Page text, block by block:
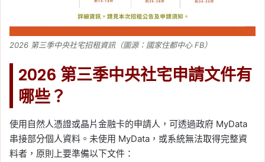
2026 第三季中央社宅招租資訊（圖源：國家住都中心 FB）
2026 第三季中央社宅申請文件有
哪些？
使用自然人憑證或晶片金融卡的申請人，可透過政府 MyData
串接部分個人資料。未使用 MyData，或系統無法取得完整資
料者，原則上要準備以下文件：